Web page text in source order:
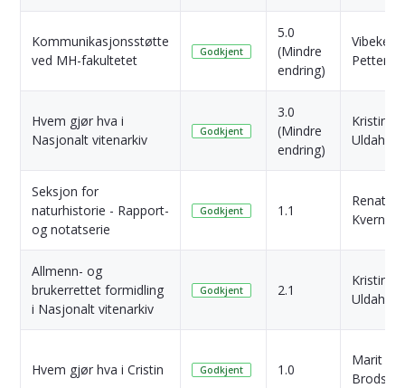
Kommunikasjonsstøtte
ved MH-fakultetet
Godkjent
5.0
(Mindre
endring)
Vibeke
Hvem gjør hva i
Nasjonalt vitenarkiv
Godkjent
3.0
(Mindre
endring)
Kristina
Uldahl
Seksjon for
naturhistorie - Rapport-
og notatserie
Godkjent 1.1
Renate
Allmenn- og
brukerrettet formidling
i Nasjonalt vitenarkiv
Godkjent 2.1
Kristina
Uldahl
Hvem gjør hva i Cristin Godkjent 1.0
Marit